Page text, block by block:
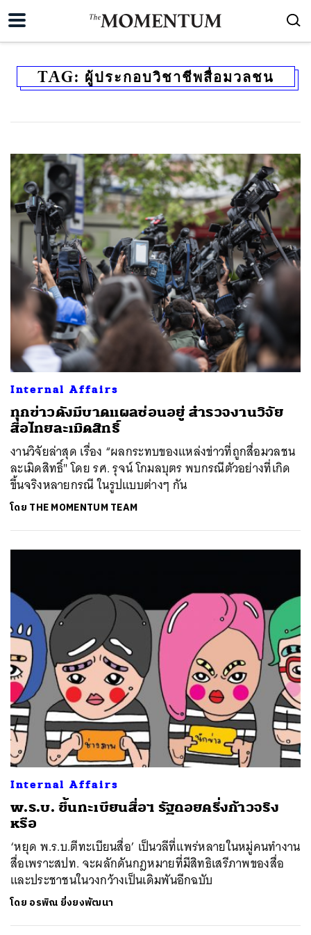
TAG: ผู้ประกอบวิชาชีพสื่อมวลชน
Internal Affairs
ทุกข่าวดังมีบาดแผลซ่อนอยู่ สำรวจงานวิจัย
สื่อไทยละเมิดสิทธิ์
งานวิจัยล่าสุด เรื่อง “ผลกระทบของแหล่งข่าวที่ถูกสื่อมวลชน
ละเมิดสิทธิ์" โดย รศ. รุจน์ โกมลบุตร พบกรณีตัวอย่างที่เกิด
ขึ้นจริงหลายกรณี ในรูปแบบต่างๆ กัน
โดย THE MOMENTUM TEAM
Internal Affairs
พ.ร.บ. ขึ้นทะเบียนสื่อฯ รัฐถอยครึ่งก้าวจริง
หรือ
‘หยุด พ.ร.บ.ตีทะเบียนสื่อ’ เป็นวลีที่แพร่หลายในหมู่คนทำงาน
สื่อเพราะสปท. จะผลักดันกฎหมายที่มีสิทธิเสรีภาพของสื่อ
และประชาชนในวงกว้างเป็นเดิมพันอีกฉบับ
โดย อรพิณ ยิ่งยงพัฒนา
ค้นหา